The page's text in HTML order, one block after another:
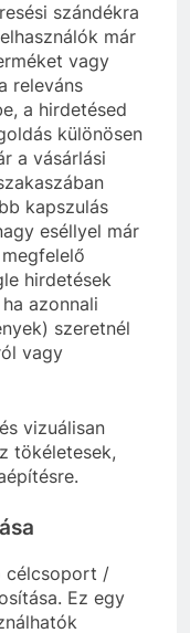
szándékra
már
vagy
releváns
a hirdetésed
különösen
a vásárlási
kapszulás
eséllyel már
hirdetések
azonnali
szeretnél
vagy
vizuálisan
tökéletesek,
célcsoport /
Ez egy